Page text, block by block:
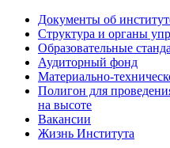
Документы об
Структура и органы
Образовательные
Аудиторный фонд
Материально-
Полигон для
на высоте
Вакансии
Жизнь Института